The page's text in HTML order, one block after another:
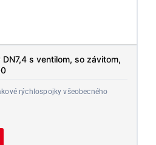
s ventilom, so závitom,
rýchlospojky všeobecného